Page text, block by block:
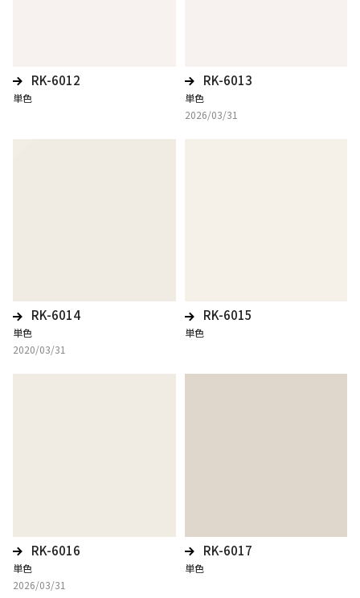
RK-6012
単色
RK-6013
単色
2026/03/31
RK-6014
単色
2020/03/31
RK-6015
単色
RK-6016
単色
2026/03/31
RK-6017
単色